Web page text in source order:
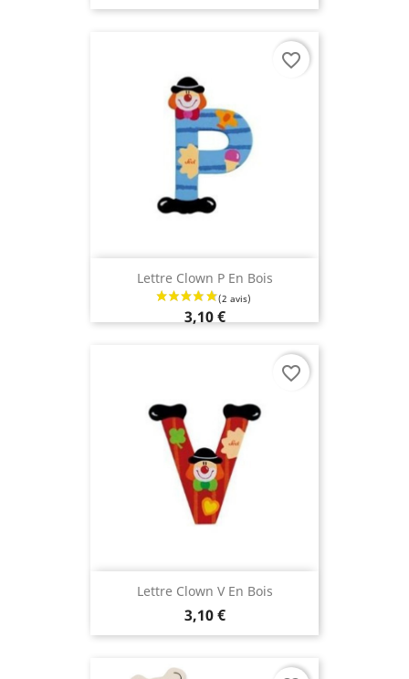
Lettre Clown P En Bois
3,10 €
favorite_border
Lettre Clown V En Bois
3,10 €
favorite_border